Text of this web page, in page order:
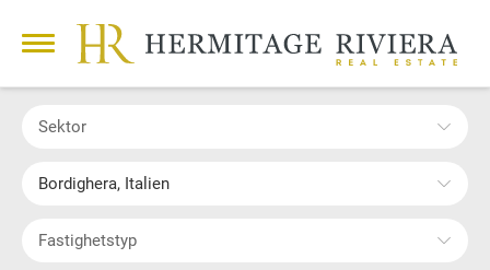
Sektor
Bordighera, Italien
Fastighetstyp